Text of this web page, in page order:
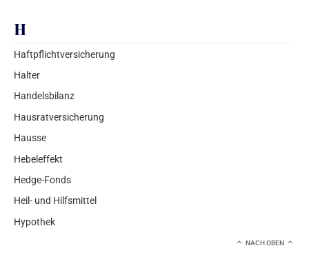
H
Haftpflichtversicherung
Halter
Handelsbilanz
Hausratversicherung
Hausse
Hebeleffekt
Hedge-Fonds
Heil- und Hilfsmittel
Hypothek
NACH OBEN